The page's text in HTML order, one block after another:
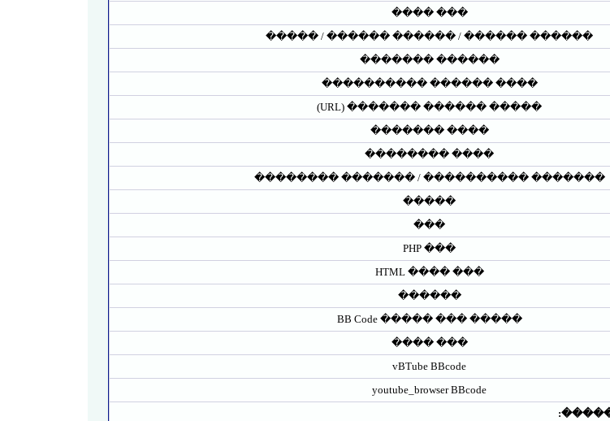
��� ����
������ ������ / ������ ������ / �����
������ �������
���� ������ ����������
����� ������ ������� (URL)
���� �������
���� ��������
������� ���������� / ������� ��������
�����
���
��� PHP
��� ���� HTML
������
����� ��� ����� BB Code
��� ����
vBTube BBcode
youtube_browser BBcode